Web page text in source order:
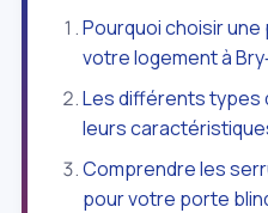
Pourquoi choisir
votre logement à
Les différents types
leurs
Comprendre les
pour votre porte